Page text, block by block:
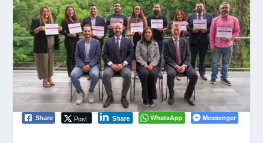
Share Post Share WhatsApp Messenger